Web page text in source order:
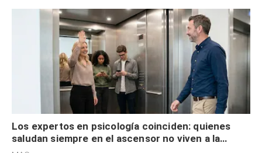
Los expertos en psicología coinciden: quienes
saludan siempre en el ascensor no viven a la
defensiva y tienen apertura social